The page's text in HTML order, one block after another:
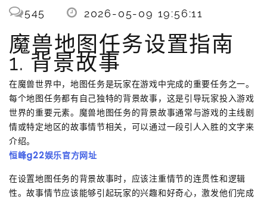
545 2026-05-09 19:56:11
魔兽地图任务设置指南
1. 背景故事
在魔兽世界中，地图任务是玩家在游戏中完成的重要任务之一。
每个地图任务都有自己独特的背景故事，这是引导玩家投入游戏
世界的重要元素。魔兽地图任务的背景故事通常与游戏的主线剧
情或特定地区的故事情节相关，可以通过一段引人入胜的文字来
介绍。
恒峰g22娱乐官方网址
在设置地图任务的背景故事时，应该注重情节的连贯性和逻辑
性。故事情节应该能够引起玩家的兴趣和好奇心，激发他们完成